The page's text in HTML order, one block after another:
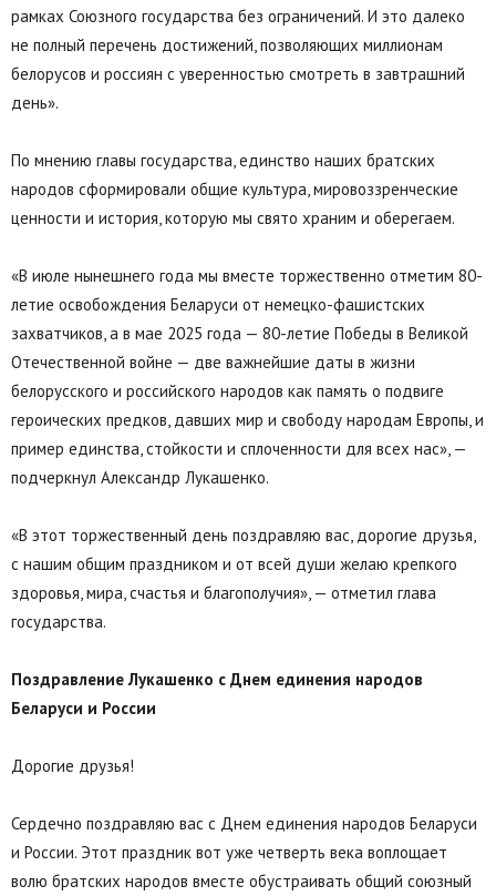
рамках Союзного государства без ограничений. И это далеко
не полный перечень достижений, позволяющих миллионам
белорусов и россиян с уверенностью смотреть в завтрашний
день».
По мнению главы государства, единство наших братских
народов сформировали общие культура, мировоззренческие
ценности и история, которую мы свято храним и оберегаем.
«В июле нынешнего года мы вместе торжественно отметим 80-
летие освобождения Беларуси от немецко-фашистских
захватчиков, а в мае 2025 года — 80-летие Победы в Великой
Отечественной войне — две важнейшие даты в жизни
белорусского и российского народов как память о подвиге
героических предков, давших мир и свободу народам Европы, и
пример единства, стойкости и сплоченности для всех нас», —
подчеркнул Александр Лукашенко.
«В этот торжественный день поздравляю вас, дорогие друзья,
с нашим общим праздником и от всей души желаю крепкого
здоровья, мира, счастья и благополучия», — отметил глава
государства.
Поздравление Лукашенко с Днем единения народов
Беларуси и России
Дорогие друзья!
Сердечно поздравляю вас с Днем единения народов Беларуси
и России. Этот праздник вот уже четверть века воплощает
волю братских народов вместе обустраивать общий союзный